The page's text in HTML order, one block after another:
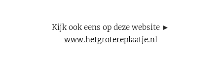
Kijk ook eens op deze website ►
www.hetgrotereplaatje.nl